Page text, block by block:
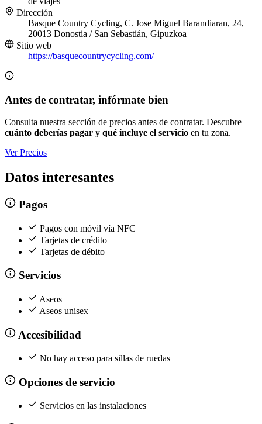
Dirección
Basque Country Cycling, C. Jose Miguel Barandiaran, 24,
20013 Donostia / San Sebastián, Gipuzkoa
Sitio web
https://basquecountrycycling.com/
Antes de contratar, infórmate bien
Consulta nuestra sección de precios antes de contratar. Descubre
cuánto deberías pagar y qué incluye el servicio en tu zona.
Ver Precios
Datos interesantes
Pagos
Pagos con móvil vía NFC
Tarjetas de crédito
Tarjetas de débito
Servicios
Aseos
Aseos unisex
Accesibilidad
No hay acceso para sillas de ruedas
Opciones de servicio
Servicios en las instalaciones